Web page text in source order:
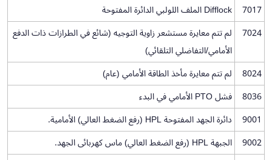
7017 Difflock الملف اللولبي الدائرة المفتوحة
7024
لم تتم معايرة مستشعر زاوية التوجيه (شائع في الطرازات ذات الدفع
الأمامي/التفاضلي التلقائي)
8024
لم تتم معايرة مأخذ الطاقة الأمامي (عام)
8036 فشل PTO الأمامي في البدء
9001
دائرة الجهد المفتوحة HPL (رفع الضغط العالي) الأمامية.
9002 الجبهة HPL (رفع الضغط العالي) ماس كهربائى الجهد.